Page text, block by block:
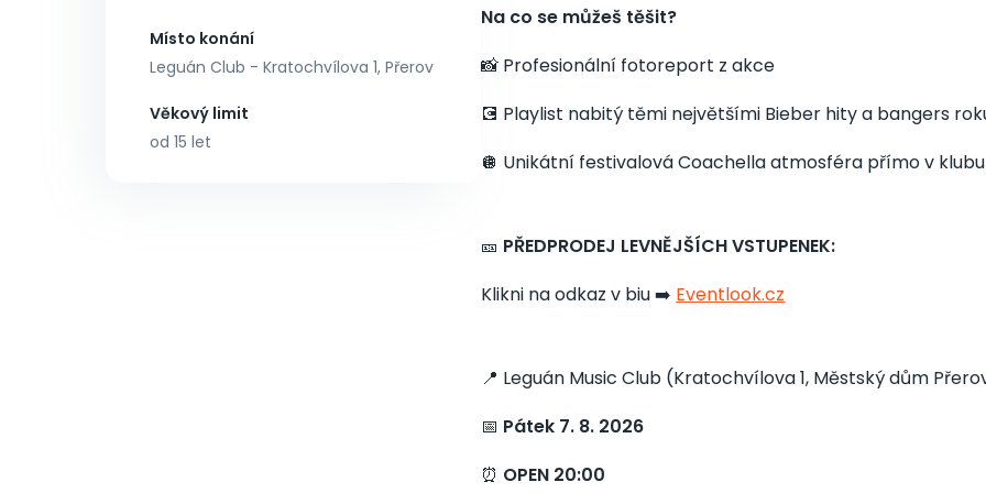
Místo konání
Leguán Club - Kratochvílova 1, Přerov
Věkový limit
od 15 let
Na co se můžeš těšit?
📸 Profesionální fotoreport z akce
💽 Playlist nabitý těmi největšími Bieber hity a bangers
🪩 Unikátní festivalová Coachella atmosféra přímo v klubu
🎫 PŘEDPRODEJ LEVNĚJŠÍCH VSTUPENEK:
Klikni na odkaz v biu ➡️ Eventlook.cz
📍 Leguán Music Club (Kratochvílova 1, Městský dům
📅 Pátek 7. 8. 2026
⏰ OPEN 20:00